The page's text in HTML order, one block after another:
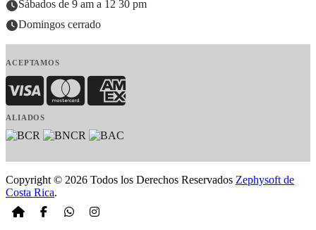
Sábados de 9 am a 12 30 pm
Domingos cerrado
ACEPTAMOS
Visa MasterCardAmerican Express
ALIADOS
Copyright © 2026 Todos los Derechos Reservados Zephysoft de
Costa Rica.